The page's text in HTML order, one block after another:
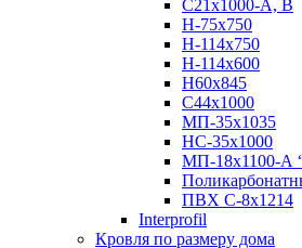
С21х1000-А, В
H-75х750
Н-114х750
Н-114х600
Н60х845
С44х1000
МП-35х1035
НС-35х1000
МП-18х1100-А
ПВХ С-8х1214
Interprofil
Кровля по размеру дома